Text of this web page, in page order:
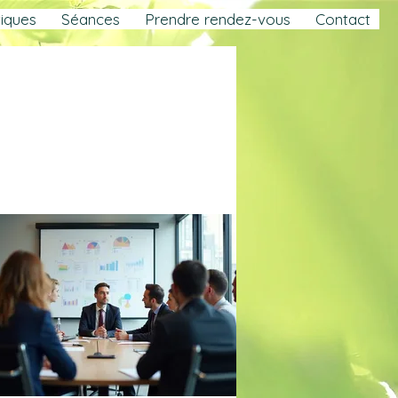
Séances Prendre rendez-vous Contact